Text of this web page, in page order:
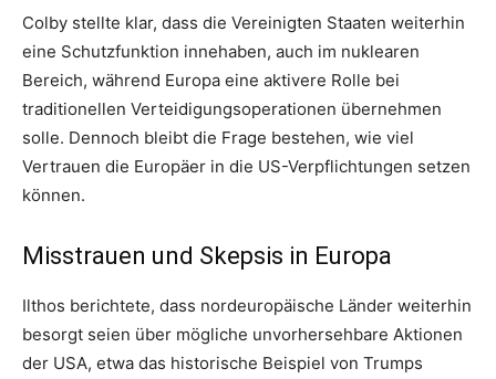
Colby stellte klar, dass die Vereinigten Staaten weiterhin
eine Schutzfunktion innehaben, auch im nuklearen
Bereich, während Europa eine aktivere Rolle bei
traditionellen Verteidigungsoperationen übernehmen
solle. Dennoch bleibt die Frage bestehen, wie viel
Vertrauen die Europäer in die US-Verpflichtungen setzen
können.
Misstrauen und Skepsis in Europa
Ilthos berichtete, dass nordeuropäische Länder weiterhin
besorgt seien über mögliche unvorhersehbare Aktionen
der USA, etwa das historische Beispiel von Trumps